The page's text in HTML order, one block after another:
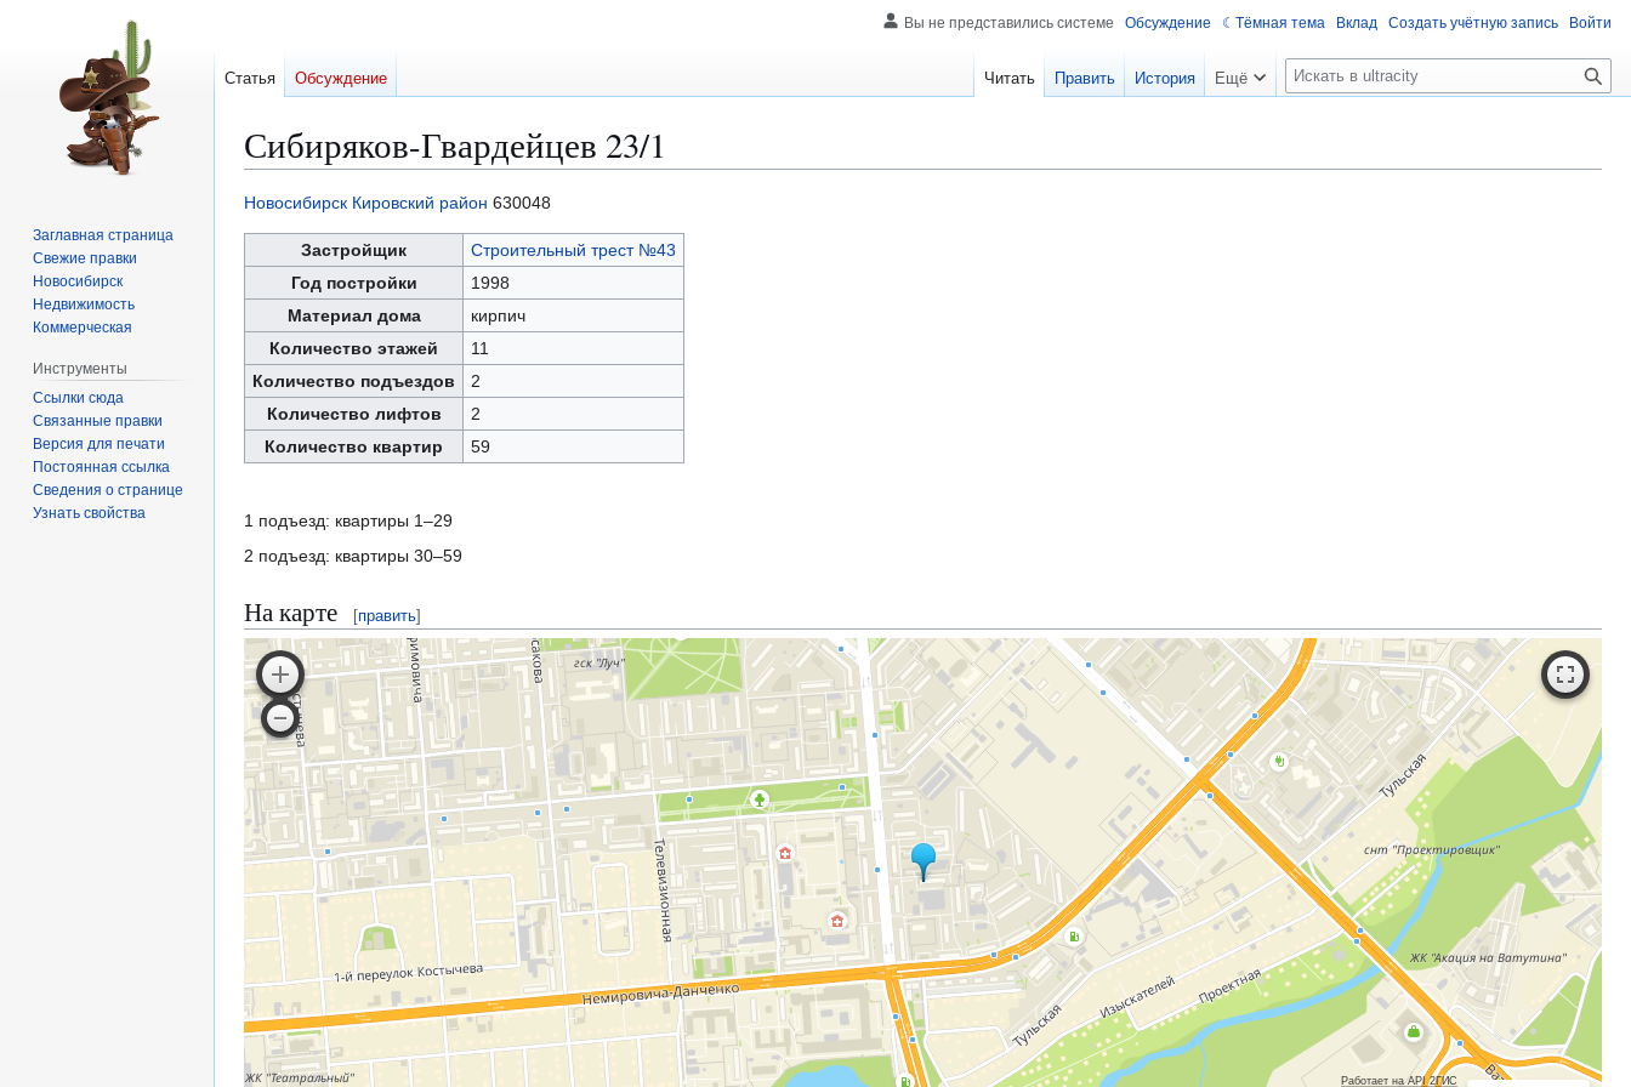
Сибиряков-Гвардейцев 23/1
навигации
поиску
Новосибирск Кировский район 630048
Застройщик
Строительный трест №43
Год постройки
1998
Материал дома
кирпич
Количество этажей
11
Количество подъездов
2
Количество лифтов
2
Количество квартир
59
1 подъезд: квартиры 1–29
2 подъезд: квартиры 30–59
На карте [править]
Работает на API 2ГИС
Вы не представились системе Обсуждение Тёмная тема Вклад Создать учётную запись Войти
Статья Обсуждение Читать Править История Ещё
П
о
к
Заглавная страница
Свежие правки
Новосибирск
Недвижимость
Коммерческая
Инструменты
Ссылки сюда
Связанные правки
Версия для печати
Постоянная ссылка
Сведения о странице
Узнать свойства